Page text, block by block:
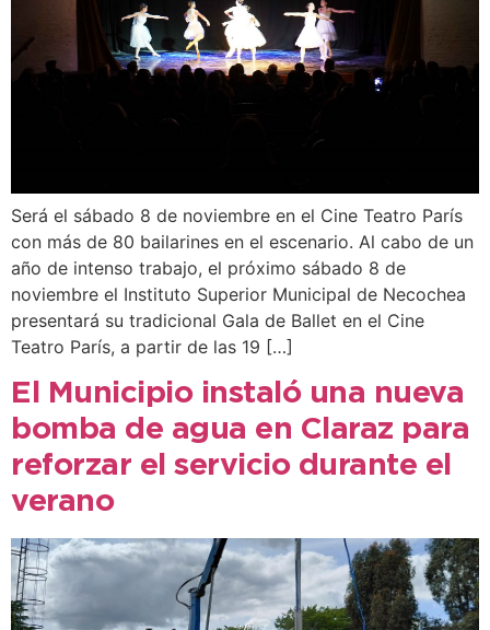
Será el sábado 8 de noviembre en el Cine Teatro París
con más de 80 bailarines en el escenario. Al cabo de un
año de intenso trabajo, el próximo sábado 8 de
noviembre el Instituto Superior Municipal de Necochea
presentará su tradicional Gala de Ballet en el Cine
Teatro París, a partir de las 19 […]
El Municipio instaló una nueva
bomba de agua en Claraz para
reforzar el servicio durante el
verano